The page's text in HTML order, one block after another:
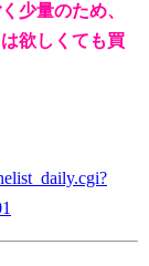
少量のため、
欲しくても買